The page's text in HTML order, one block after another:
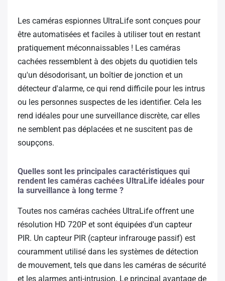
Les caméras espionnes UltraLife sont conçues pour
être automatisées et faciles à utiliser tout en restant
pratiquement méconnaissables ! Les caméras
cachées ressemblent à des objets du quotidien tels
qu'un désodorisant, un boîtier de jonction et un
détecteur d'alarme, ce qui rend difficile pour les intrus
ou les personnes suspectes de les identifier. Cela les
rend idéales pour une surveillance discrète, car elles
ne semblent pas déplacées et ne suscitent pas de
soupçons.
Quelles sont les principales caractéristiques qui
rendent les caméras cachées UltraLife idéales pour
la surveillance à long terme ?
Toutes nos caméras cachées UltraLife offrent une
résolution HD 720P et sont équipées d'un capteur
PIR. Un capteur PIR (capteur infrarouge passif) est
couramment utilisé dans les systèmes de détection
de mouvement, tels que dans les caméras de sécurité
et les alarmes anti-intrusion. Le principal avantage de